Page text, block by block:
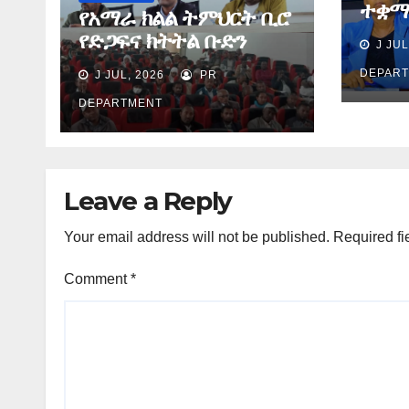
የአማራ ክልል ትምህርት ቢሮ
የድጋፍና ክትትል ቡድን
የማጠቃለያ ግብረ መልስ ሰጠ
J JUL, 2026 PR
DEPARTMENT
J
Leave a Reply
Your email address will not be published. Required
Comment*